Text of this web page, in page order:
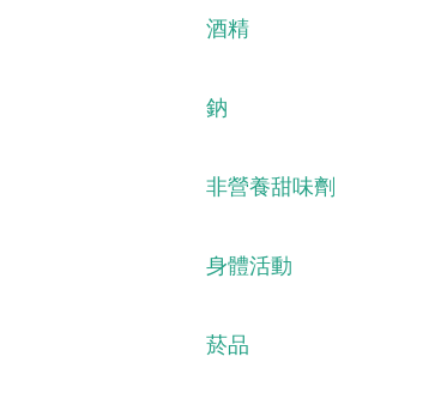
酒精
鈉
非營養甜味劑
身體活動
菸品